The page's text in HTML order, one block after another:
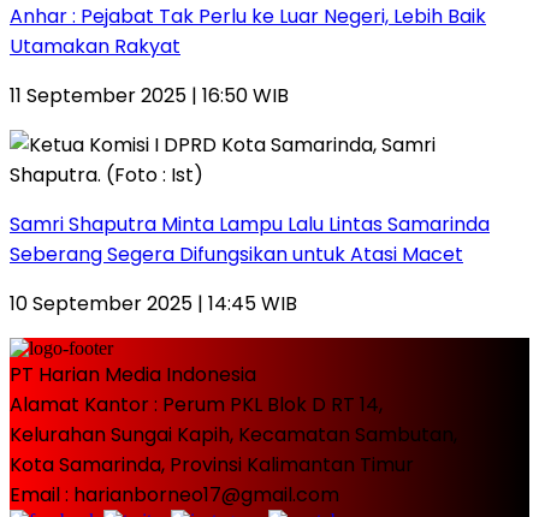
Anhar : Pejabat Tak Perlu ke Luar Negeri, Lebih Baik
Utamakan Rakyat
11 September 2025 | 16:50 WIB
Samri Shaputra Minta Lampu Lalu Lintas Samarinda
Seberang Segera Difungsikan untuk Atasi Macet
10 September 2025 | 14:45 WIB
PT Harian Media Indonesia
Alamat Kantor : Perum PKL Blok D RT 14,
Kelurahan Sungai Kapih, Kecamatan Sambutan,
Kota Samarinda, Provinsi Kalimantan Timur
Email : harianborneo17@gmail.com